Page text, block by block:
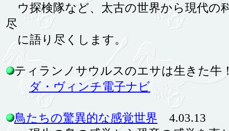
ウ探検隊など、太古の世界から現代の
尽
に語り尽くします。
ティランノサウルスのエサは生きた牛
ダ・ヴィンチ電子ナビ
鳥たちの驚異的な感覚世界 4.03.13